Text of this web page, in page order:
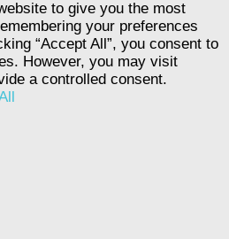
to give you the most
your preferences
“Accept All”, you consent to
However, you may visit
a controlled consent.